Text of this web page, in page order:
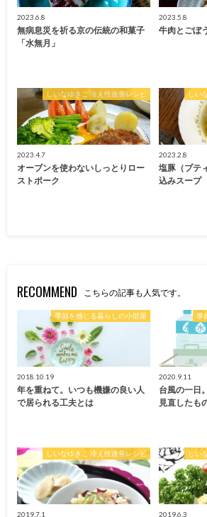
2023.6.8
無病息災を祈る京の伝統の和菓子
「水無月」
2023.5.8
牛肉とごぼ
しいなゆきこ 冷え性改善レシピ
2023.4.7
オーブンを使わないしっとりロー
ストポーク
しい
2023.2.8
塩豚（プテ
込みスープ
RECOMMEND こちらの記事も人気です。
季節を感じる暮らしの小部屋
2018.10.19
年を重ねて。いつも機嫌の良い人
で居られる工夫とは
季
2020.9.11
台風の一日
見直したも
しいなゆきこ 冷え性改善レシピ
2019.7.1
しい
2019.6.3